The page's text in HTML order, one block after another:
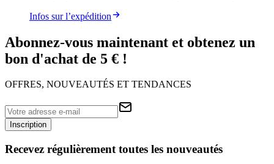
Infos sur l’expédition
Abonnez-vous maintenant et obtenez un
bon d'achat de 5 € !
OFFRES, NOUVEAUTÉS ET TENDANCES
Inscription
Recevez régulièrement toutes les nouveautés